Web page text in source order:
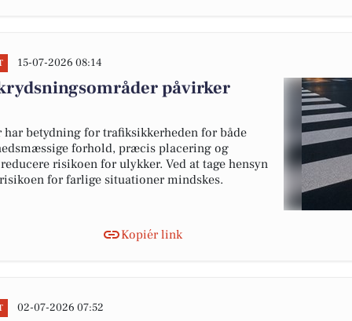
15-07-2026 08:14
påvirker
betydning for trafiksikkerheden for både
forhold, præcis placering og
risikoen for ulykker. Ved at tage hensyn
for farlige situationer mindskes.
Kopiér link
02-07-2026 07:52